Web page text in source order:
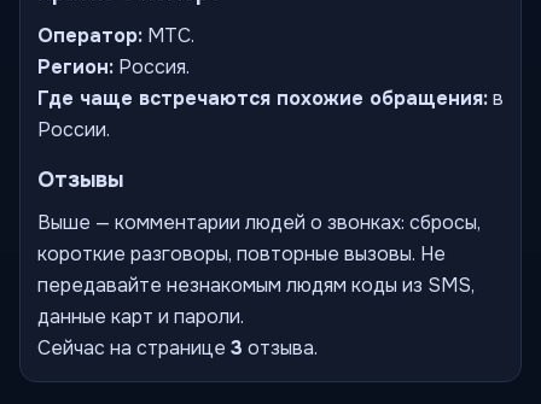
Оператор: МТС.
Регион: Россия.
Где чаще встречаются похожие обращения:в
России.
Отзывы
Выше — комментарии людей о звонках: сбросы,
короткие разговоры, повторные вызовы. Не
передавайте незнакомым людям коды из SMS,
данные карт и пароли.
Сейчас на странице 3 отзыва.